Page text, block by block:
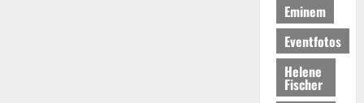
Eminem
Eventfotos
Helene
Fischer